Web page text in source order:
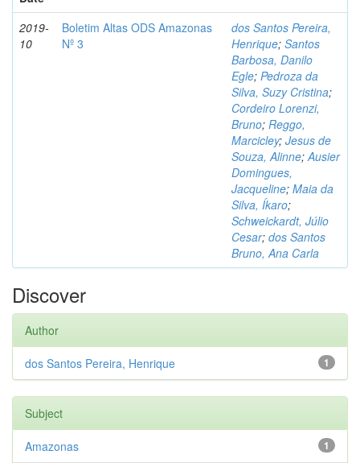
2019-
10
Boletim Altas ODS Amazonas
Nº 3
dos Santos Pereira,
Henrique; Santos
Barbosa, Danilo
Egle; Pedroza da
Silva, Suzy Cristina;
Cordeiro Lorenzi,
Bruno; Reggo,
Marcicley; Jesus de
Souza, Alinne;Ausier
Domingues,
Jacqueline; Maia da
Silva, Íkaro;
Schweickardt, Júlio
Cesar; dos Santos
Bruno, Ana Carla
Discover
Author
1
dos Santos Pereira, Henrique
Subject
1
Amazonas